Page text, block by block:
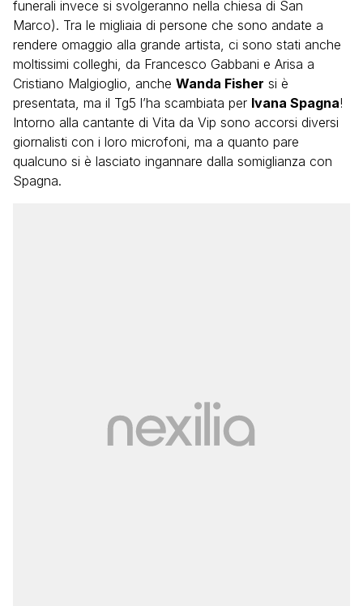
funerali invece si svolgeranno nella chiesa di San
Marco). Tra le migliaia di persone che sono andate a
rendere omaggio alla grande artista, ci sono stati anche
moltissimi colleghi, da Francesco Gabbani e Arisa a
Cristiano Malgioglio, anche Wanda Fisher si è
presentata, ma il Tg5 l’ha scambiata per Ivana Spagna!
Intorno alla cantante di Vita da Vip sono accorsi diversi
giornalisti con i loro microfoni, ma a quanto pare
qualcuno si è lasciato ingannare dalla somiglianza con
Spagna.